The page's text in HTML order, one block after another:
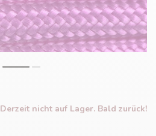
Derzeit nicht auf Lager. Bald zurück!